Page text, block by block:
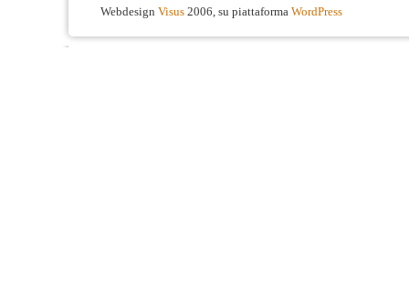
Webdesign Visus 2006, su piattaforma WordPress